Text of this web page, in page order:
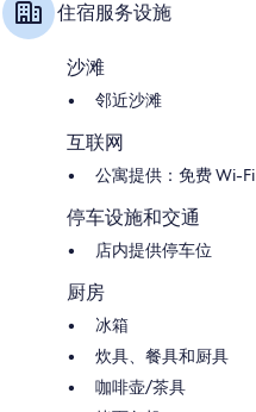
住宿服务设施
沙滩
邻近沙滩
互联网
公寓提供：免费 Wi-Fi
停车设施和交通
店内提供停车位
厨房
冰箱
炊具、餐具和厨具
咖啡壶/茶具